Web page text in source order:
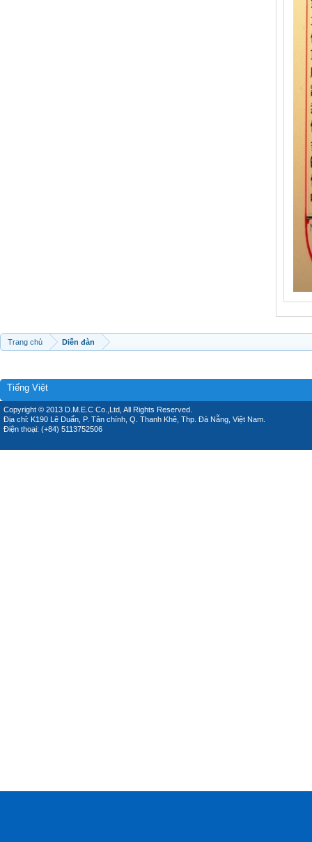
Trang chủ Diễn đàn
Tiếng Việt
Copyright © 2013 D.M.E.C Co.,Ltd, All Rights Reserved.
Địa chỉ: K190 Lê Duẩn, P. Tân chính, Q. Thanh Khê, Thp. Đà Nẵng, Việt Nam.
Điện thoại: (+84) 5113752506